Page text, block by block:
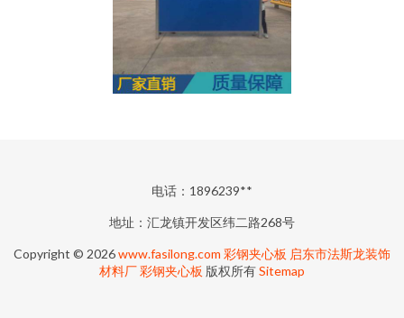
电话：1896239**
地址：汇龙镇开发区纬二路268号
Copyright © 2026www.fasilong.com 彩钢夹心板 启东市法斯龙装饰
材料厂彩钢夹心板 版权所有Sitemap